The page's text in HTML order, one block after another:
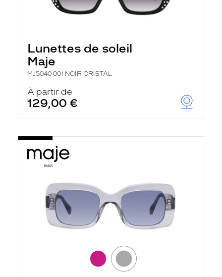
Lunettes de soleil
Maje
MJ5040 001 NOIR CRISTAL
À partir de
129,00 €